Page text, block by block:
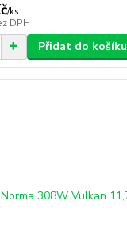
/ks
DPH
Přidat do košíku